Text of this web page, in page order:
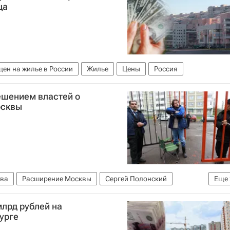
на жилье в России Жилье Цены Россия
властей о
Еще
Расширение Москвы
Сергей Полонский
рублей на